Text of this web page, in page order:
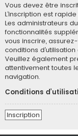
Vous devez être
L’inscription est
Les administrateurs
fonctionnalités
vous inscrire,
conditions
Veuillez également
attentivement toutes
navigation.
Conditions
Inscription